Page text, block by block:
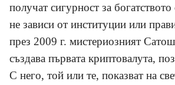
получат сигурност за
не зависи от институции или
през 2009 г. мистериозният
създава първата криптовалута,
С него, той или те, показват на